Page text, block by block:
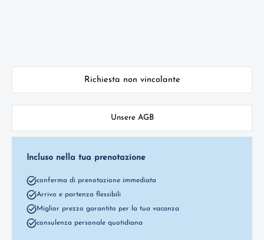
Richiesta non vincolante
Unsere AGB
Incluso nella tua prenotazione
conferma di prenotazione immediata
Arrivo e partenza flessibili
Miglior prezzo garantito per la tua vacanza
consulenza personale quotidiana